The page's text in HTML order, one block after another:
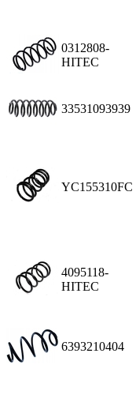
0312808-
HITEC
33531093939
YC155310FC
4095118-
HITEC
6393210404